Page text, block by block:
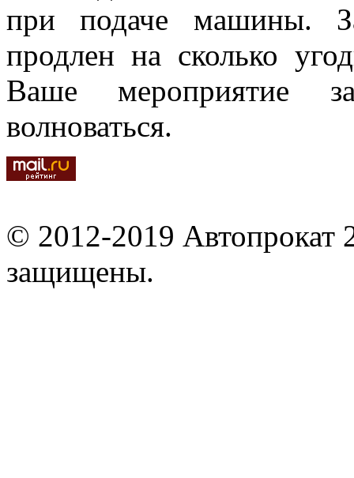
при подаче машины.
продлен на сколько
Ваше мероприятие
волноваться.
© 2012-2019 Автопрокат
защищены.